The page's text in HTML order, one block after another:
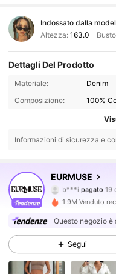
Indossato dalla
Altezza: 163.0
Dettagli Del Prodotto
Materiale:
Denim
Composizione:
100%
Informazioni di sicurezza e
EURMUSE
4.75
355K
b***i pagato 19
segue
355K
1.9M Venduto
Questo negozio
Segui